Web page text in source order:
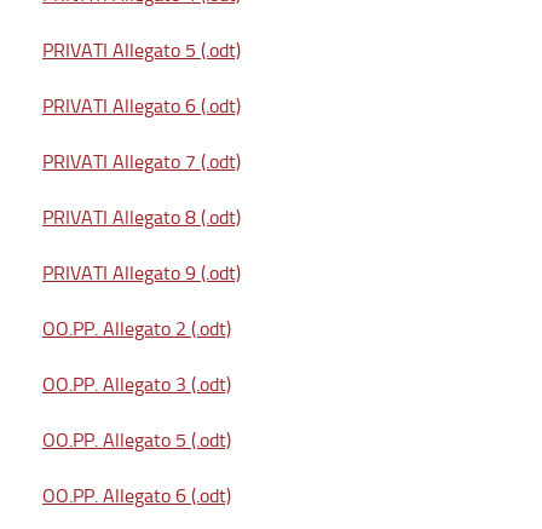
PRIVATI Allegato 5 (.odt)
PRIVATI Allegato 6 (.odt)
PRIVATI Allegato 7 (.odt)
PRIVATI Allegato 8 (.odt)
PRIVATI Allegato 9 (.odt)
OO.PP. Allegato 2 (.odt)
OO.PP. Allegato 3 (.odt)
OO.PP. Allegato 5 (.odt)
OO.PP. Allegato 6 (.odt)